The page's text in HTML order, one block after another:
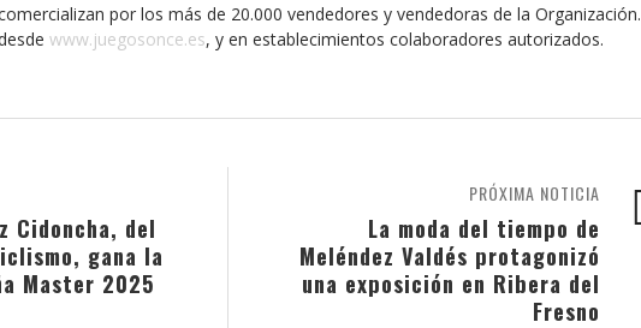
por los más de 20.000 vendedores y vendedoras de la Organización.
www.juegosonce.es, y en establecimientos colaboradores autorizados.
PRÓXIMA NOTICIA
La moda del tiempo de
Meléndez Valdés protagonizó
una exposición en Ribera del
Fresno
Cidoncha, del
gana la
Master 2025